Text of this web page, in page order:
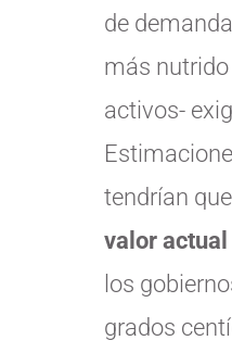
de
más nutrido
activos-
tendrían que
valor actual
los
grados